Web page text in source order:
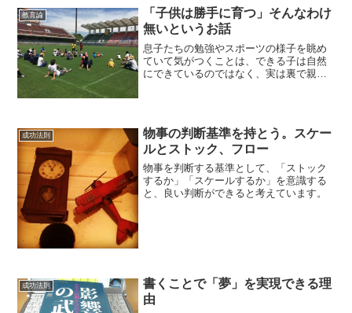
す。実現したい目標を持って、必要なも
のを学んでいくのです。
教育論
「子供は勝手に育つ」そんなわけ
無いというお話
息子たちの勉強やスポーツの様子を眺め
ていて気がつくことは、できる子は自然
にできているのではなく、実は裏で親が
成功法則
物事の判断基準を持とう。スケー
ルとストック、フロー
物事を判断する基準として、「ストック
するか」「スケールするか」を意識する
と、良い判断ができると考えています。
成功法則
書くことで「夢」を実現できる理
由